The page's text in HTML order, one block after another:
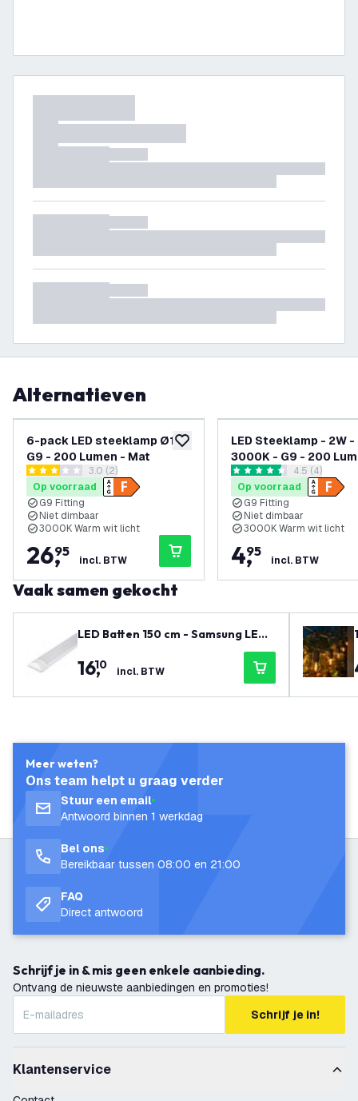
Alternatieven
toevoegen aan verlanglijst
6-pack LED steeklamp Ø13 -
G9 - 200 Lumen - Mat
reviews drawer openen
3 score sterren3.0 (2)
Op voorraad
G9 Fitting
Niet dimbaar
3000K Warm wit licht
26,
95
incl. BTW
LED Steeklamp - 2W -
3000K - G9 - 200
Mat
reviews
4.5 score sterren4.5 (4)
Op voorraad
G9 Fitting
Niet dimbaar
3000K Warm wit licht
4,
95
incl. BTW
Vaak samen gekocht
LED Batten 150 cm - Samsung LED
Chips - 40W - 140lm/W - 4000K - 5
Jaar Garantie
16,
10 incl. BTW
Meer weten?
Ons team helpt u graag verder
Stuur een email
Antwoord binnen 1 werkdag
Bel ons
Bereikbaar tussen 08:00 en 21:00
FAQ
Direct antwoord
Schrijf je in & mis geen enkele aanbieding.
Ontvang de nieuwste aanbiedingen en promoties!
Schrijf je in!
Klantenservice